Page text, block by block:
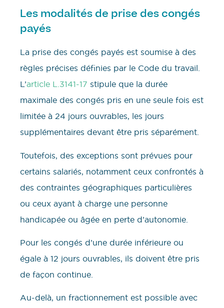
Les modalités de prise des congés
payés
La prise des congés payés est soumise à des
règles précises définies par le Code du travail.
L’article L.3141-17 stipule que la durée
maximale des congés pris en une seule fois est
limitée à 24 jours ouvrables, les jours
supplémentaires devant être pris séparément.
Toutefois, des exceptions sont prévues pour
certains salariés, notamment ceux confrontés à
des contraintes géographiques particulières
ou ceux ayant à charge une personne
handicapée ou âgée en perte d’autonomie.
Pour les congés d’une durée inférieure ou
égale à 12 jours ouvrables, ils doivent être pris
de façon continue.
Au-delà, un fractionnement est possible avec